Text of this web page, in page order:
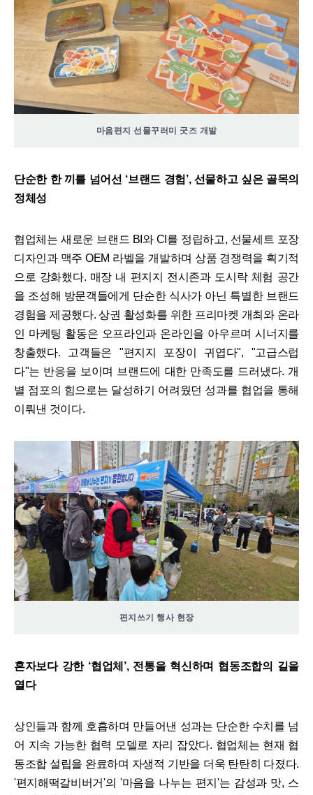
마음편지 선물꾸러미 굿즈 개발
단순한 한 끼를 넘어선 ‘브랜드 경험’, 선물하고 싶은 골목의
정체성
협업체는 새로운 브랜드 BI와 CI를 정립하고, 선물세트 포장
디자인과 맥주 OEM 라벨을 개발하며 상품 경쟁력을 획기적
으로 강화했다. 매장 내 편지지 전시존과 도시락 체험 공간
을 조성해 방문객들에게 단순한 식사가 아닌 특별한 브랜드
경험을 제공했다. 상권 활성화를 위한 프리마켓 개최와 온라
인 마케팅 활동은 오프라인과 온라인을 아우르며 시너지를
창출했다. 고객들은 "편지지 포장이 귀엽다", "고급스럽
다"는 반응을 보이며 브랜드에 대한 만족도를 드러냈다. 개
별 점포의 힘으로는 달성하기 어려웠던 성과를 협업을 통해
이뤄낸 것이다.
편지쓰기 행사 현장
혼자보다 강한 ‘협업체’, 전통을 혁신하며 협동조합의 길을
열다
상인들과 함께 호흡하며 만들어낸 성과는 단순한 수치를 넘
어 지속 가능한 협력 모델로 자리 잡았다. 협업체는 현재 협
동조합 설립을 완료하며 자생적 기반을 더욱 탄탄히 다졌다.
'편지해떡갈비버거'의 '마음을 나누는 편지'는 감성과 맛, 스